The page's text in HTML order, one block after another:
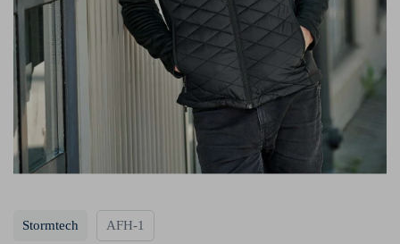
Stormtech AFH-1